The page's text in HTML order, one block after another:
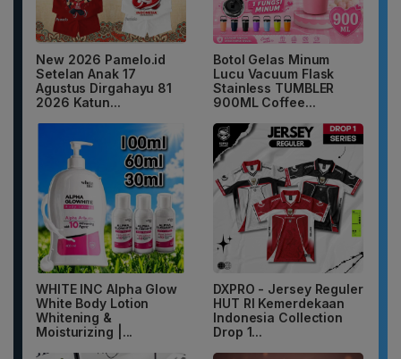
New 2026 Pamelo.id
Setelan Anak 17
Agustus Dirgahayu 81
2026 Katun...
Botol Gelas Minum
Lucu Vacuum Flask
Stainless TUMBLER
900ML Coffee...
WHITE INC Alpha Glow
White Body Lotion
Whitening &
Moisturizing |...
DXPRO - Jersey Reguler
HUT RI Kemerdekaan
Indonesia Collection
Drop 1...